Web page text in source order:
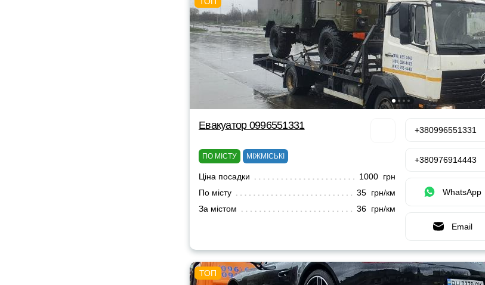
Евакуатор 0996551331
ПО МІСТУ МІЖМІСЬКІ
Ціна посадки
1000 грн
По місту
35 грн/км
За містом
36 грн/км
+380996551331
+380976914443
WhatsApp
Email